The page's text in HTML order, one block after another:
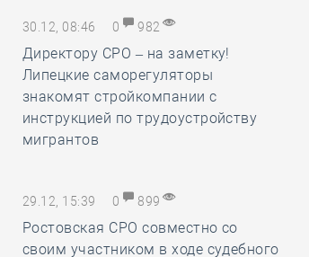
30.12, 08:46 0 982
Директору СРО – на заметку!
Липецкие саморегуляторы
знакомят стройкомпании с
инструкцией по трудоустройству
мигрантов
29.12, 15:39 0 899
Ростовская СРО совместно со
своим участником в ходе судебного